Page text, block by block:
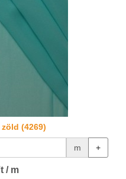
(4269)
m +
/ m